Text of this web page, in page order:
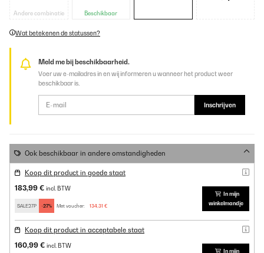
Andere combinatie Beschikbaar
Wat betekenen de statussen?
Meld me bij beschikbaarheid.
Voer uw e-mailadres in en wij informeren u wanneer het product weer
beschikbaar is.
Inschrijven
Ook beschikbaar in andere omstandigheden
Koop dit product in goede staat
183,99 € incl. BTW
SALE27P -27% Met voucher: 134,31 €
In mijn
winkelmandje
Koop dit product in acceptabele staat
160,99 € incl. BTW
In mijn